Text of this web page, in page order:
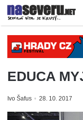
EDUCA
Ivo Šafus 28. 10. 2017